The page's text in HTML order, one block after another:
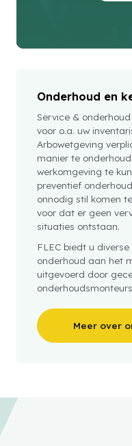
Onderhoud en
Service &
voor o.a. uw
Arbowetgeving
manier te
werkomgeving te
preventief
onnodig stil komen
voor dat er geen
situaties ontstaan.
FLEC biedt u
onderhoud aan het
uitgevoerd door
Meer over